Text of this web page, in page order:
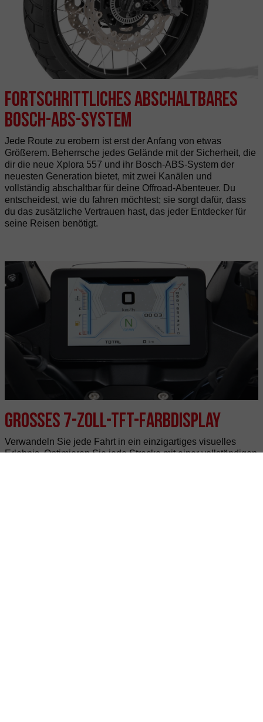
Fortschrittliches abschaltbares
Bosch-ABS-System
Jede Route zu erobern ist erst der Anfang von etwas
Größerem. Beherrsche jedes Gelände mit der Sicherheit, die
dir die neue Xplora 557 und ihr Bosch-ABS-System der
neuesten Generation bietet, mit zwei Kanälen und
vollständig abschaltbar für deine Offroad-Abenteuer. Du
entscheidest, wie du fahren möchtest; sie sorgt dafür, dass
du das zusätzliche Vertrauen hast, das jeder Entdecker für
seine Reisen benötigt.
Großes 7-Zoll-TFT-Farbdisplay
Verwandeln Sie jede Fahrt in ein einzigartiges visuelles
Erlebnis. Optimieren Sie jede Strecke mit einer vollständigen